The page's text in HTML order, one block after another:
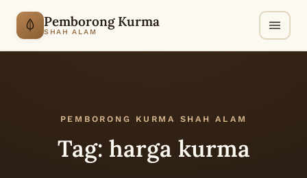
Pemborong Kurma
SHAH ALAM
PEMBORONG KURMA SHAH ALAM
Tag: harga kurma